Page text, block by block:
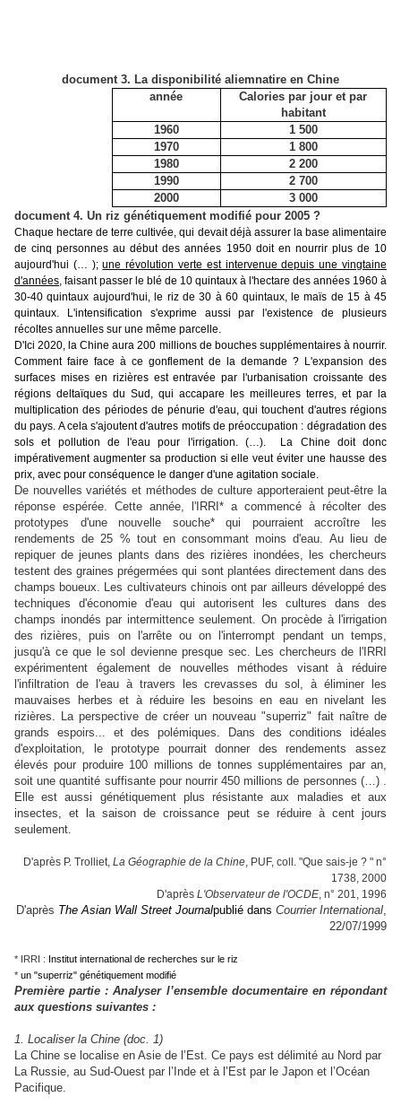
document 3. La disponibilité aliemnatire en Chine
année
Calories par jour et par
habitant
1960
1 500
1970
1 800
1980
2 200
1990
2 700
2000
3 000
document 4. Un riz génétiquement modifié pour 2005 ?
Chaque hectare de terre cultivée, qui devait déjà assurer la base alimentaire
de cinq personnes au début des années 1950 doit en nourrir plus de 10
aujourd'hui (… );une révolution verte est intervenue depuis une vingtaine
d'années, faisant passer le blé de 10 quintaux à l'hectare des années 1960 à
30-40 quintaux aujourd'hui, le riz de 30 à 60 quintaux, le maïs de 15 à 45
quintaux. L'intensification s'exprime aussi par l'existence de plusieurs
récoltes annuelles sur une même parcelle.
D'Ici 2020, la Chine aura 200 millions de bouches supplémentaires à nourrir.
Comment faire face à ce gonflement de la demande ? L'expansion des
surfaces mises en rizières est entravée par l'urbanisation croissante des
régions deltaïques du Sud, qui accapare les meilleures terres, et par la
multiplication des périodes de pénurie d'eau, qui touchent d'autres régions
du pays. A cela s'ajoutent d'autres motifs de préoccupation : dégradation des
sols et pollution de l'eau pour l'irrigation. (…). La Chine doit donc
impérativement augmenter sa production si elle veut éviter une hausse des
prix, avec pour conséquence le danger d'une agitation sociale.
De nouvelles variétés et méthodes de culture apporteraient peut-être la
réponse espérée. Cette année, l'IRRI* a commencé à récolter des
prototypes d'une nouvelle souche* qui pourraient accroître les
rendements de 25 % tout en consommant moins d'eau. Au lieu de
repiquer de jeunes plants dans des rizières inondées, les chercheurs
testent des graines prégermées qui sont plantées directement dans des
champs boueux. Les cultivateurs chinois ont par ailleurs développé des
techniques d'économie d'eau qui autorisent les cultures dans des
champs inondés par intermittence seulement. On procède à l'irrigation
des rizières, puis on l'arrête ou on l'interrompt pendant un temps,
jusqu'à ce que le sol devienne presque sec. Les chercheurs de l'IRRI
expérimentent également de nouvelles méthodes visant à réduire
l'infiltration de l'eau à travers les crevasses du sol, à éliminer les
mauvaises herbes et à réduire les besoins en eau en nivelant les
rizières. La perspective de créer un nouveau "superriz" fait naître de
grands espoirs... et des polémiques. Dans des conditions idéales
d'exploitation, le prototype pourrait donner des rendements assez
élevés pour produire 100 millions de tonnes supplémentaires par an,
soit une quantité suffisante pour nourrir 450 millions de personnes (…) .
Elle est aussi génétiquement plus résistante aux maladies et aux
insectes, et la saison de croissance peut se réduire à cent jours
seulement.
D'après P. Trolliet, La Géographie de la Chine, PUF, coll. "Que sais-je ? " n°
1738, 2000
D'après L'Observateur de l'OCDE, n° 201, 1996
D'après The Asian Wall Street Journalpublié dans Courrier International,
22/07/1999
* IRRI : Institut international de recherches sur le riz
* un "superriz" génétiquement modifié
Première partie : Analyser l’ensemble documentaire en répondant
aux questions suivantes :
1. Localiser la Chine (doc. 1)
La Chine se localise en Asie de l’Est. Ce pays est délimité au Nord par
La Russie, au Sud-Ouest par l’Inde et à l’Est par le Japon et l’Océan
Pacifique.